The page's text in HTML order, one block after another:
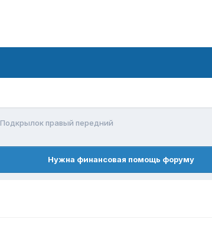
Подкрылок правый передний
Нужна финансовая помощь форуму